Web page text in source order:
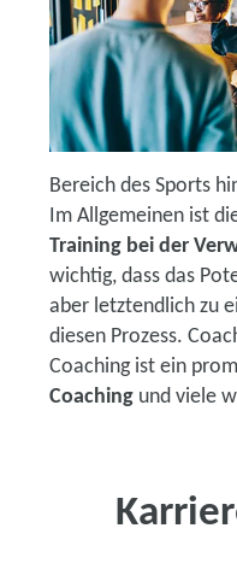
Bereich des Sports
Im Allgemeinen ist
Training bei der
wichtig, dass das
aber letztendlich zu
diesen Prozess.
Coaching ist ein
Coaching und viele